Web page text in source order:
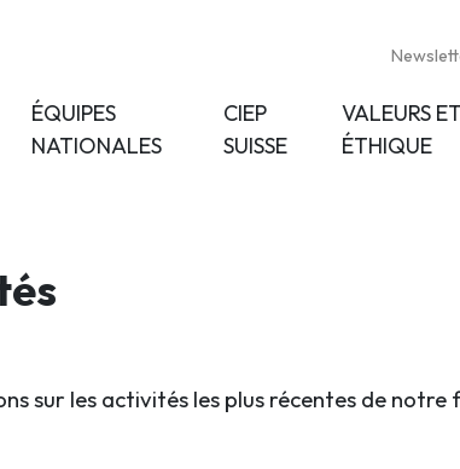
ÉQUIPES
NATIONALES
CIEP
SUISSE
VALEURS ET
ÉTHIQUE
sur les activités les plus récentes de